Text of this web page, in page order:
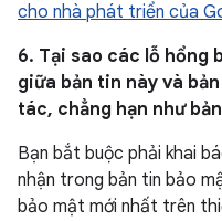
cho nhà phát triển của
6. Tại sao các lỗ hổng
giữa bản tin này và
tác, chẳng hạn như
Bạn bắt buộc phải khai
nhận trong bản tin bảo
bảo mật mới nhất trên